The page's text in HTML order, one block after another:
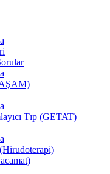
Tıp (GETAT)